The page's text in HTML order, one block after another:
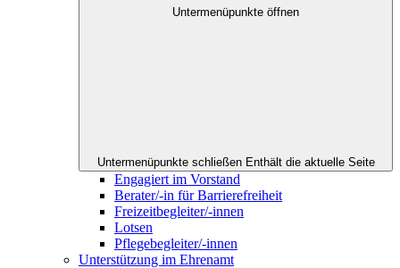
Untermenüpunkte öffnen
Untermenüpunkte schließen Enthält die aktuelle Seite
Engagiert im Vorstand
Berater/-in für Barrierefreiheit
Freizeitbegleiter/-innen
Lotsen
Pflegebegleiter/-innen
Unterstützung im Ehrenamt